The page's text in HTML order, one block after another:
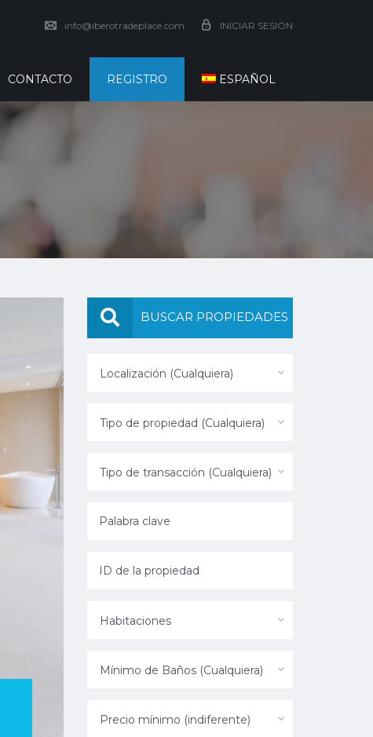
info@iberotradeplace.com INICIAR SESIÓN
CONTACTO REGISTRO ESPAÑOL
BUSCAR PROPIEDADES
Localización (Cualquiera)
Tipo de propiedad (Cualquiera)
Tipo de transacción (Cualquiera)
Habitaciones
Mínimo de Baños (Cualquiera)
Precio mínimo (indiferente)